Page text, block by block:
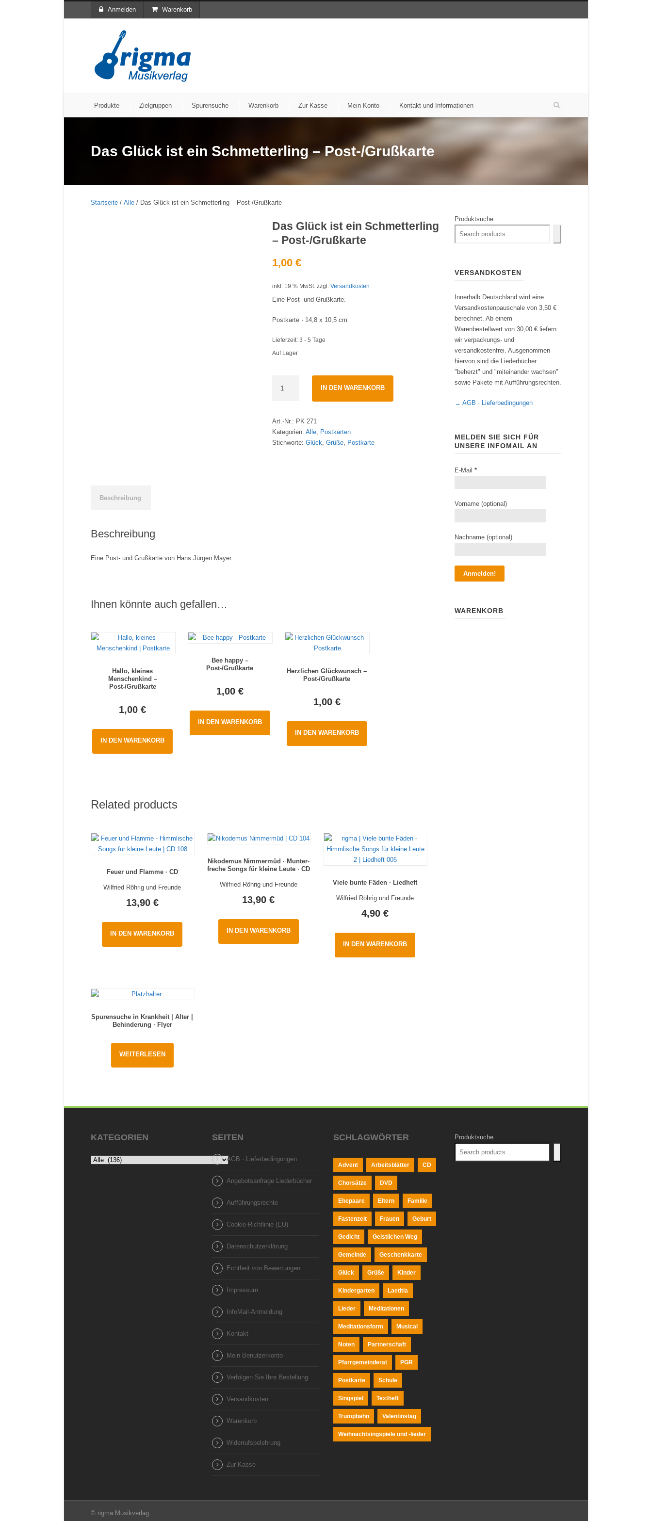
Anmelden Warenkorb
Produkte Zielgruppen Spurensuche Warenkorb Zur Kasse Mein Konto Kontakt und Informationen
Das Glück ist ein Schmetterling – Post-/Grußkarte
Startseite / Alle / Das Glück ist ein Schmetterling – Post-/Grußkarte
Das Glück ist ein Schmetterling
– Post-/Grußkarte
1,00€
inkl. 19 % MwSt. zzgl.Versandkosten
Eine Post- und Grußkarte.
Postkarte · 14,8 x 10,5 cm
Lieferzeit:3 - 5 Tage
Auf Lager
Glück
Schmetterling
-
Post-/Grußkarte
IN DEN WARENKORB
Art.-Nr.: PK 271
Kategorien:Alle, Postkarten
Stichworte:Glück,Grüße, Postkarte
Beschreibung
Beschreibung
Eine Post- und Grußkarte von Hans Jürgen Mayer.
Ihnen könnte auch gefallen…
Hallo, kleines
Menschenkind –
Post-/Grußkarte
1,00€
IN DEN WARENKORB
Bee happy –
Post-/Grußkarte
1,00 €
IN DEN WARENKORB
Herzlichen Glückwunsch –
Post-/Grußkarte
1,00 €
IN DEN WARENKORB
Related products
Feuer und Flamme · CD
Wilfried Röhrig und Freunde
13,90 €
IN DEN WARENKORB
Nikodemus Nimmermüd · Munter-
freche Songs für kleine Leute · CD
Wilfried Röhrig und Freunde
13,90€
IN DEN WARENKORB
Viele bunte Fäden · Liedheft
Wilfried Röhrig und Freunde
4,90 €
IN DEN WARENKORB
Spurensuche in Krankheit | Alter |
Behinderung · Flyer
WEITERLESEN
Produktsuche
VERSANDKOSTEN
Innerhalb Deutschland wird eine
Versandkostenpauschale von 3,50 €
berechnet. Ab einem
Warenbestellwert von 30,00 € liefern
wir verpackungs- und
versandkostenfrei. Ausgenommen
hiervon sind die Liederbücher
"beherzt" und "miteinander wachsen"
sowie Pakete mit Aufführungsrechten.
→ AGB · Lieferbedingungen
MELDEN SIE SICH FÜR
UNSERE INFOMAIL AN
E-Mail *
Vorname (optional)
Nachname (optional)
WARENKORB
KATEGORIEN SEITEN
AGB · Lieferbedingungen
Angebotsanfrage Liederbücher
Aufführungsrechte
Cookie-Richtlinie (EU)
Datenschutzerklärung
Echtheit von Bewertungen
Impressum
InfoMail-Anmeldung
Kontakt
Mein Benutzerkonto
Verfolgen Sie Ihre Bestellung
Versandkosten
Warenkorb
Widerrufsbelehrung
Zur Kasse
SCHLAGWÖRTER
Advent Arbeitsblätter CD
Chorsätze DVD
Ehepaare Eltern Familie
Fastenzeit Frauen Geburt
Gedicht Geistlichen Weg
Gemeinde Geschenkkarte
Glück Grüße Kinder
Kindergarten Laetitia
Lieder Meditationen
Meditationsform Musical
Noten Partnerschaft
Pfarrgemeinderat PGR
Postkarte Schule
Singspiel Textheft
Trumpbahn Valentinstag
Weihnachtsingspiele und -lieder
Produktsuche
© rigma Musikverlag